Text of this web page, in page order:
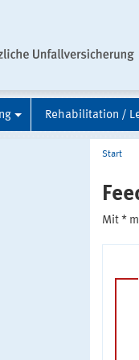
Rehabilitation /
Start
Mit *